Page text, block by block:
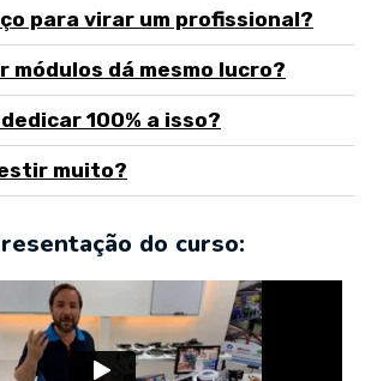
para virar um profissional?
módulos dá mesmo lucro?
100% a isso?
muito?
do curso: